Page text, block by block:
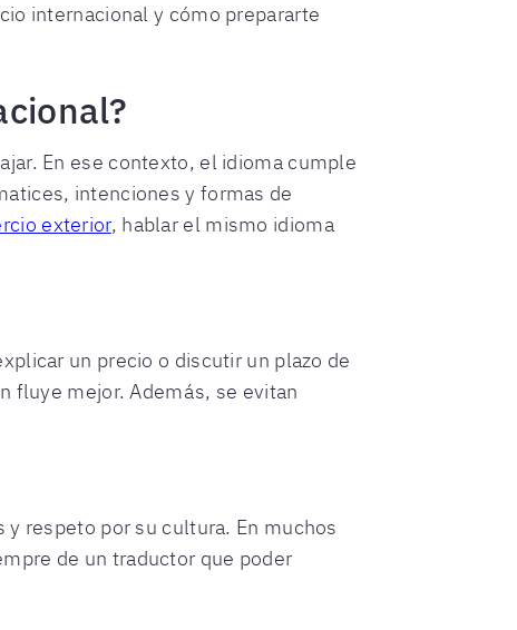
internacional y cómo prepararte
En ese contexto, el idioma cumple
intenciones y formas de
exterior, hablar el mismo idioma
un precio o discutir un plazo de
fluye mejor. Además, se evitan
respeto por su cultura. En muchos
de un traductor que poder